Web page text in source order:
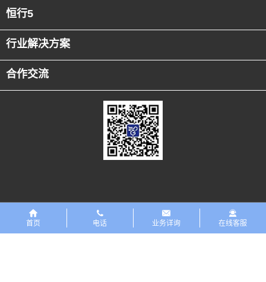
恒行5
行业解决方案
合作交流
友情链接 恒行5PreMaint设备数字化平台
首页 电话 业务详询 在线客服